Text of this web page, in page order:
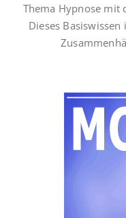
Thema Hypnose mit
Dieses